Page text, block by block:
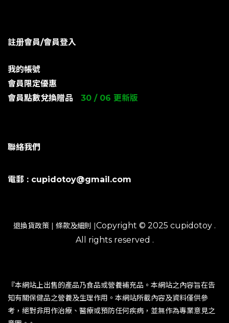
註册會員/會員登入
我的帳號
會員限定優惠
會員點數兌換贈品
30 / 06 更新版
聯絡我們
電郵 : cupidotoy@gmail.com
退換貨政策 | 條款及細則 |Copyright © 2025 cupidotoy .
All rights reserved .
『本網站上出售的產品乃食品或營養補充品。本網站之內容旨在告
知有關保健品之營養及生理作用。本網站所載內容及資料僅供參
考，絕對非用作治療、醫療或預防任何疾病，並無作為專業意見之